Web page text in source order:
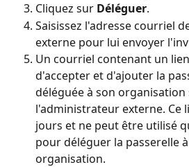
Cliquez sur Déléguer.
Saisissez l'adresse courriel
externe pour lui envoyer
Un courriel contenant un
d'accepter et d'ajouter la
déléguée à son organisation
l'administrateur externe. Ce
jours et ne peut être utilisé
pour déléguer la passerelle
organisation.